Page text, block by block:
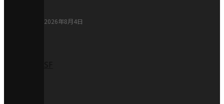
2026年8月4日